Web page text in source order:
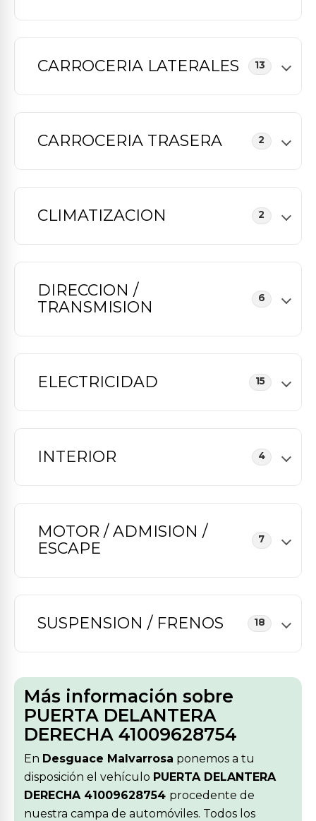
CARROCERIA LATERALES 13
CARROCERIA TRASERA 2
CLIMATIZACION 2
DIRECCION /
TRANSMISION
6
ELECTRICIDAD 15
INTERIOR 4
MOTOR / ADMISION /
ESCAPE
7
SUSPENSION / FRENOS 18
Más información sobre
PUERTA DELANTERA
DERECHA 41009628754
En Desguace Malvarrosa ponemos a tu
disposición el vehículo PUERTA DELANTERA
DERECHA 41009628754 procedente de
nuestra campa de automóviles. Todos los